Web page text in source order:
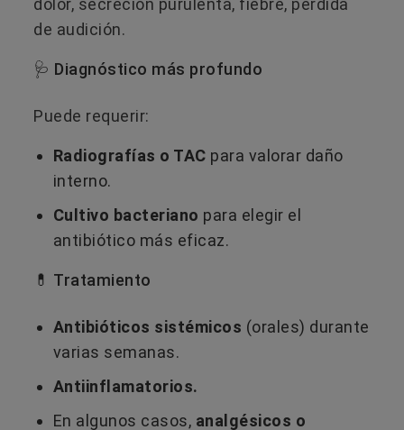
de audición.
🩺 Diagnóstico más profundo
Puede requerir:
Radiografías o TAC para valorar daño
interno.
Cultivo bacteriano para elegir el
antibiótico más eficaz.
💊 Tratamiento
Antibióticos sistémicos (orales) durante
varias semanas.
Antiinflamatorios.
En algunos casos, analgésicos o